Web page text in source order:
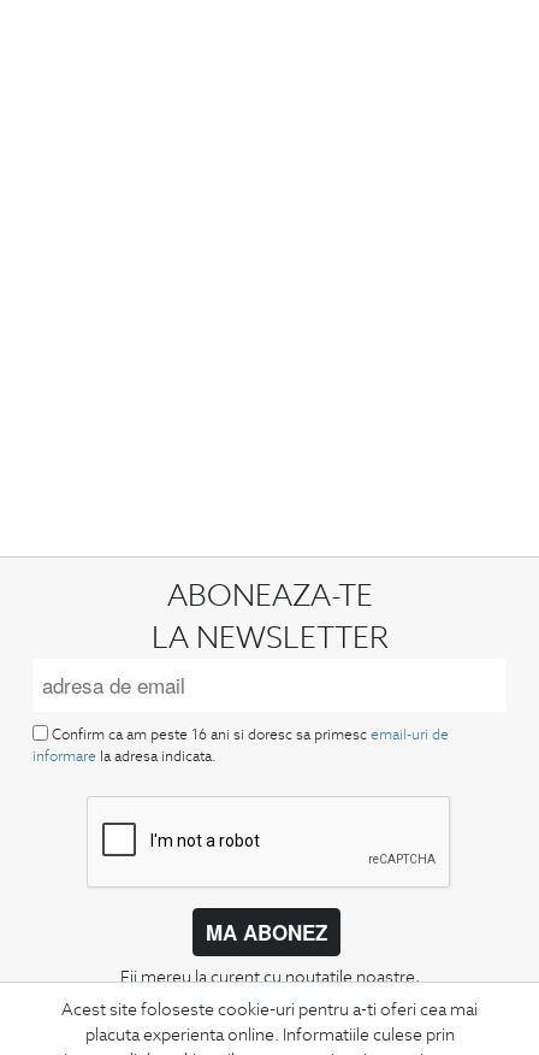
Acest site foloseste cookie-uri pentru a-ti oferi cea mai
placuta experienta online. Informatiile culese prin
ABONEAZA-TE
LA NEWSLETTER
Confirm ca am peste 16 ani si doresc sa primesc email-uri de
informare la adresa indicata.
MA ABONEZ
Fii mereu la curent cu noutatile noastre,
oferte speciale si trenduri in moda masculina.